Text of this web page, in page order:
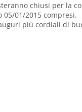
chiusi per la
01/2015 compresi.
più cordiali di